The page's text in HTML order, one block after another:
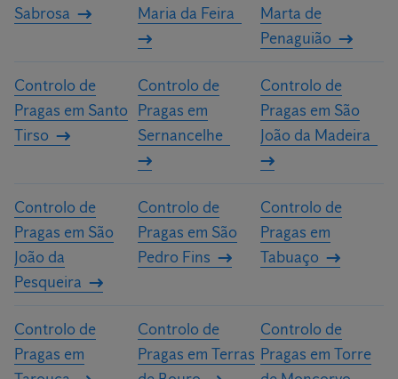
Sabrosa
Maria da Feira
Marta de
Penaguião
Controlo de
Pragas em Santo
Tirso
Controlo de
Pragas em
Sernancelhe
Controlo de
Pragas em São
João da Madeira
Controlo de
Pragas em São
João da
Pesqueira
Controlo de
Pragas em São
Pedro Fins
Controlo de
Pragas em
Tabuaço
Controlo de
Pragas em
Controlo de
Pragas em Terras
Controlo de
Pragas em Torre